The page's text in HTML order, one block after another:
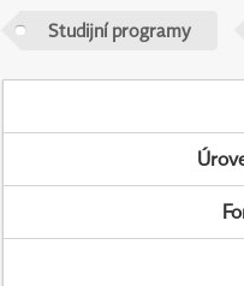
Studijní programy